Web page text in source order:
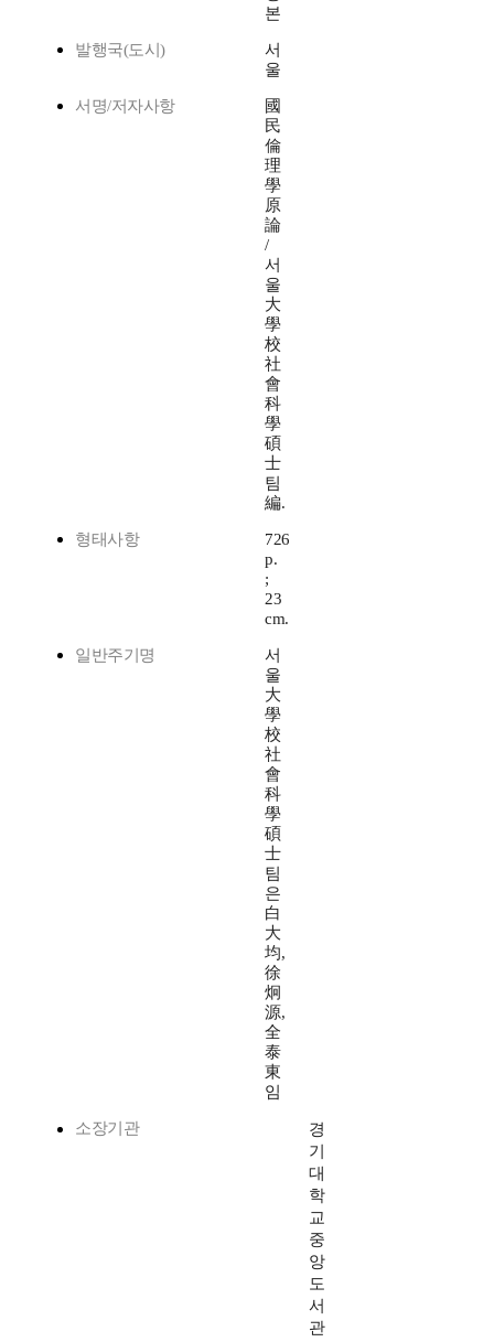
본
발행국(도시)
서
울
서명/저자사항
國
民
倫
理
學
原
論
/
서
울
大
學
校
社
會
科
學
碩
士
팀
編.
형태사항
726
p.
;
23
cm.
일반주기명
서
울
大
學
校
社
會
科
學
碩
士
팀
은
白
大
均,
徐
炯
源,
全
泰
東
임
소장기관
경
기
대
학
교
중
앙
도
서
관